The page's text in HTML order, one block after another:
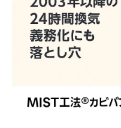
✅ カビを防ぐた
📌 まとめ：新築
📞 もしカビでお